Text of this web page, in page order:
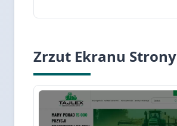
Zrzut Ekranu Strony